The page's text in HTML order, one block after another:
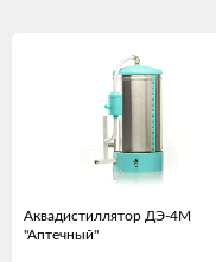
Аквадистиллятор ДЭ-4М
"Аптечный"